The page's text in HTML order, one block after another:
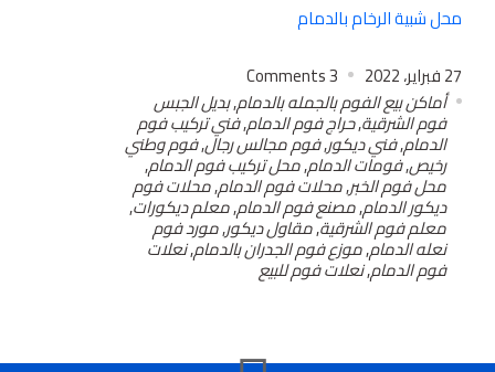
محل شبية الرخام بالدمام
27 فبراير، 2022
3
أماكن بيع الفوم بالجمله بالدمام,بديل الجبس
فوم الشرقية,حراج فوم الدمام,فني تركيب فوم
الدمام,فني ديكور,فوم مجالس رجال,فوم وطني
رخيص,فومات الدمام,محل تركيب فوم الدمام,
محل فوم الخبر,محلات فوم الدمام,محلات فوم
ديكور الدمام,مصنع فوم الدمام,معلم ديكورات,
معلم فوم الشرقية,مقاول ديكور,مورد فوم
نعله الدمام,موزع فوم الجدران بالدمام,نعلات
فوم الدمام,نعلات فوم للبيع